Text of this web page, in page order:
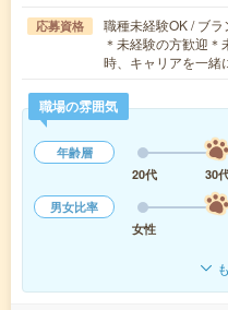
応募資格
職種未経験OK / ブラ
＊未経験の方歓迎
時、キャリアを一
職場の雰囲気
年齢層
20代
30
男女比率
女性